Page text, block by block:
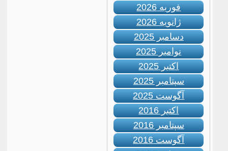
فوریه 2026
ژانویه 2026
دسامبر 2025
نوامبر 2025
اکتبر 2025
سپتامبر 2025
آگوست 2025
اکتبر 2016
سپتامبر 2016
آگوست 2016